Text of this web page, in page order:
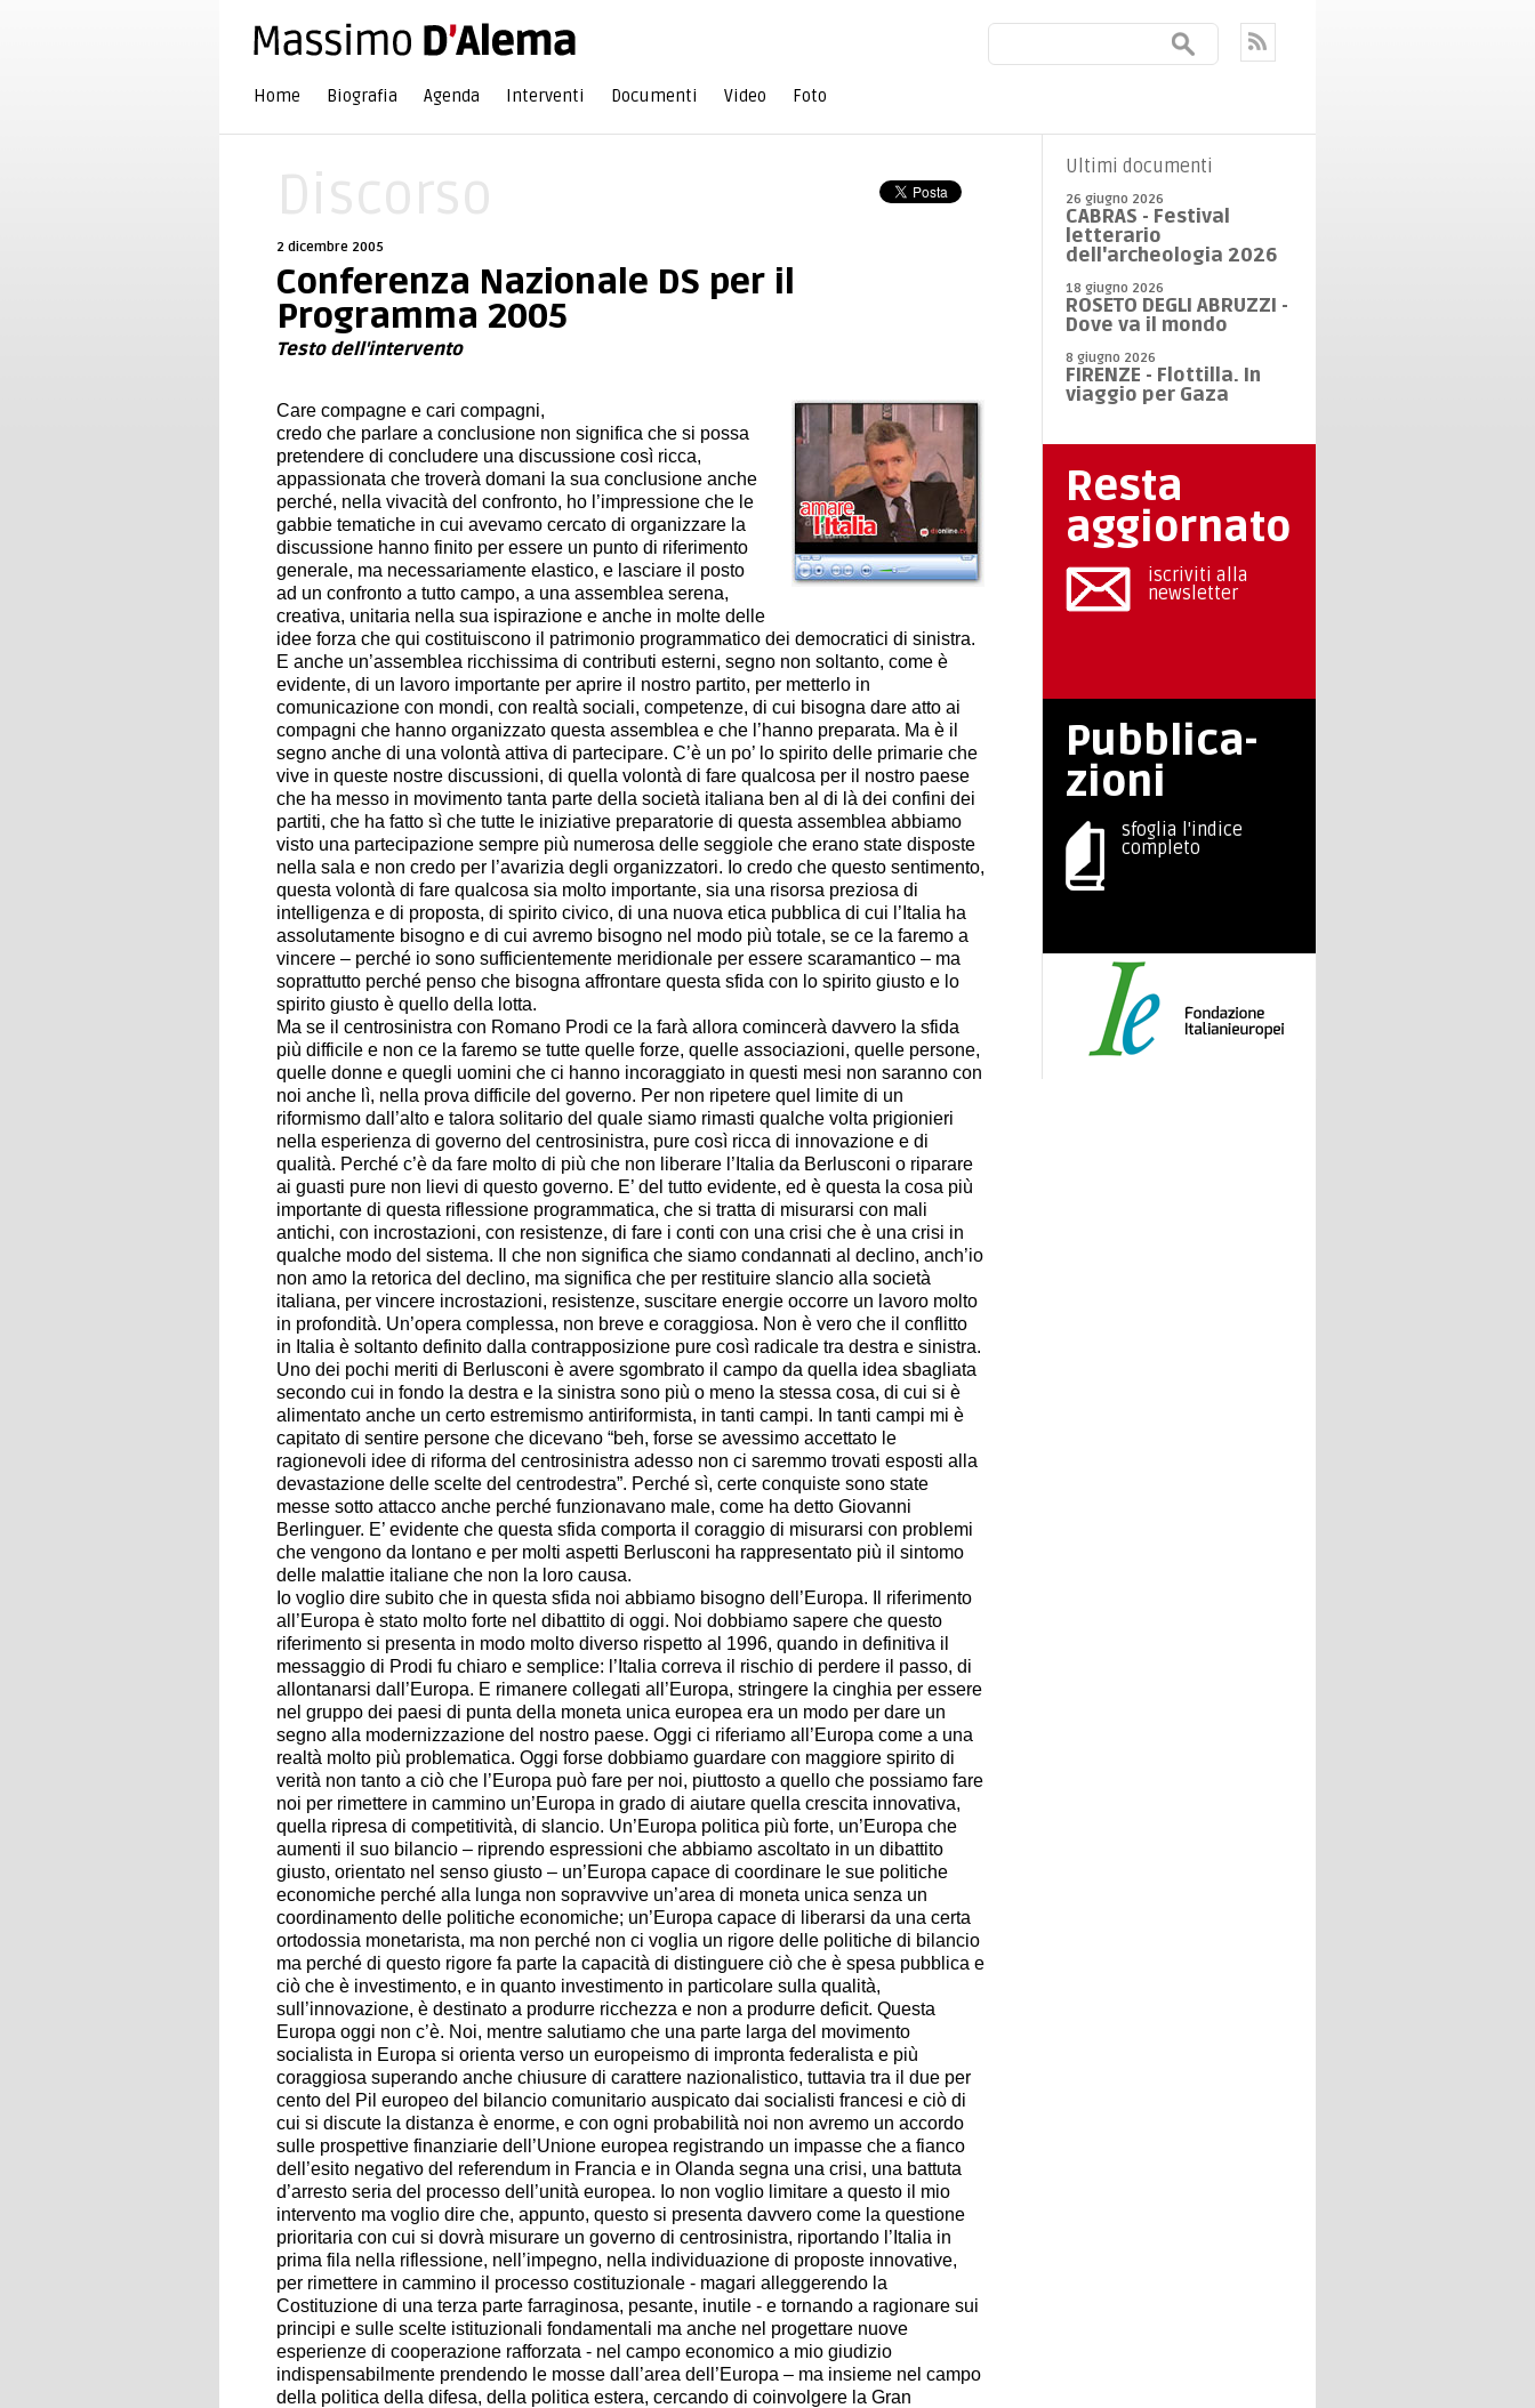
Home Biografia Agenda Interventi Documenti Video Foto
2 dicembre 2005
Conferenza Nazionale DS per il
Programma 2005
Testo dell'intervento
Care compagne e cari compagni,
credo che parlare a conclusione non significa che si possa
pretendere di concludere una discussione così ricca,
appassionata che troverà domani la sua conclusione anche
perché, nella vivacità del confronto, ho l’impressione che le
gabbie tematiche in cui avevamo cercato di organizzare la
discussione hanno finito per essere un punto di riferimento
generale, ma necessariamente elastico, e lasciare il posto
ad un confronto a tutto campo, a una assemblea serena,
creativa, unitaria nella sua ispirazione e anche in molte delle
idee forza che qui costituiscono il patrimonio programmatico dei democratici di sinistra.
E anche un’assemblea ricchissima di contributi esterni, segno non soltanto, come è
evidente, di un lavoro importante per aprire il nostro partito, per metterlo in
comunicazione con mondi, con realtà sociali, competenze, di cui bisogna dare atto ai
compagni che hanno organizzato questa assemblea e che l’hanno preparata. Ma è il
segno anche di una volontà attiva di partecipare. C’è un po’ lo spirito delle primarie che
vive in queste nostre discussioni, di quella volontà di fare qualcosa per il nostro paese
che ha messo in movimento tanta parte della società italiana ben al di là dei confini dei
partiti, che ha fatto sì che tutte le iniziative preparatorie di questa assemblea abbiamo
visto una partecipazione sempre più numerosa delle seggiole che erano state disposte
nella sala e non credo per l’avarizia degli organizzatori. Io credo che questo sentimento,
questa volontà di fare qualcosa sia molto importante, sia una risorsa preziosa di
intelligenza e di proposta, di spirito civico, di una nuova etica pubblica di cui l’Italia ha
assolutamente bisogno e di cui avremo bisogno nel modo più totale, se ce la faremo a
vincere – perché io sono sufficientemente meridionale per essere scaramantico – ma
soprattutto perché penso che bisogna affrontare questa sfida con lo spirito giusto e lo
spirito giusto è quello della lotta.
Ma se il centrosinistra con Romano Prodi ce la farà allora comincerà davvero la sfida
più difficile e non ce la faremo se tutte quelle forze, quelle associazioni, quelle persone,
quelle donne e quegli uomini che ci hanno incoraggiato in questi mesi non saranno con
noi anche lì, nella prova difficile del governo. Per non ripetere quel limite di un
riformismo dall’alto e talora solitario del quale siamo rimasti qualche volta prigionieri
nella esperienza di governo del centrosinistra, pure così ricca di innovazione e di
qualità. Perché c’è da fare molto di più che non liberare l’Italia da Berlusconi o riparare
ai guasti pure non lievi di questo governo. E’ del tutto evidente, ed è questa la cosa più
importante di questa riflessione programmatica, che si tratta di misurarsi con mali
antichi, con incrostazioni, con resistenze, di fare i conti con una crisi che è una crisi in
qualche modo del sistema. Il che non significa che siamo condannati al declino, anch’io
non amo la retorica del declino, ma significa che per restituire slancio alla società
italiana, per vincere incrostazioni, resistenze, suscitare energie occorre un lavoro molto
in profondità. Un’opera complessa, non breve e coraggiosa. Non è vero che il conflitto
in Italia è soltanto definito dalla contrapposizione pure così radicale tra destra e sinistra.
Uno dei pochi meriti di Berlusconi è avere sgombrato il campo da quella idea sbagliata
secondo cui in fondo la destra e la sinistra sono più o meno la stessa cosa, di cui si è
alimentato anche un certo estremismo antiriformista, in tanti campi. In tanti campi mi è
capitato di sentire persone che dicevano “beh, forse se avessimo accettato le
ragionevoli idee di riforma del centrosinistra adesso non ci saremmo trovati esposti alla
devastazione delle scelte del centrodestra”. Perché sì, certe conquiste sono state
messe sotto attacco anche perché funzionavano male, come ha detto Giovanni
Berlinguer. E’ evidente che questa sfida comporta il coraggio di misurarsi con problemi
che vengono da lontano e per molti aspetti Berlusconi ha rappresentato più il sintomo
delle malattie italiane che non la loro causa.
Io voglio dire subito che in questa sfida noi abbiamo bisogno dell’Europa. Il riferimento
all’Europa è stato molto forte nel dibattito di oggi. Noi dobbiamo sapere che questo
riferimento si presenta in modo molto diverso rispetto al 1996, quando in definitiva il
messaggio di Prodi fu chiaro e semplice: l’Italia correva il rischio di perdere il passo, di
allontanarsi dall’Europa. E rimanere collegati all’Europa, stringere la cinghia per essere
nel gruppo dei paesi di punta della moneta unica europea era un modo per dare un
segno alla modernizzazione del nostro paese. Oggi ci riferiamo all’Europa come a una
realtà molto più problematica. Oggi forse dobbiamo guardare con maggiore spirito di
verità non tanto a ciò che l’Europa può fare per noi, piuttosto a quello che possiamo fare
noi per rimettere in cammino un’Europa in grado di aiutare quella crescita innovativa,
quella ripresa di competitività, di slancio. Un’Europa politica più forte, un’Europa che
aumenti il suo bilancio – riprendo espressioni che abbiamo ascoltato in un dibattito
giusto, orientato nel senso giusto – un’Europa capace di coordinare le sue politiche
economiche perché alla lunga non sopravvive un’area di moneta unica senza un
coordinamento delle politiche economiche; un’Europa capace di liberarsi da una certa
ortodossia monetarista, ma non perché non ci voglia un rigore delle politiche di bilancio
ma perché di questo rigore fa parte la capacità di distinguere ciò che è spesa pubblica e
ciò che è investimento, e in quanto investimento in particolare sulla qualità,
sull’innovazione, è destinato a produrre ricchezza e non a produrre deficit. Questa
Europa oggi non c’è. Noi, mentre salutiamo che una parte larga del movimento
socialista in Europa si orienta verso un europeismo di impronta federalista e più
coraggiosa superando anche chiusure di carattere nazionalistico, tuttavia tra il due per
cento del Pil europeo del bilancio comunitario auspicato dai socialisti francesi e ciò di
cui si discute la distanza è enorme, e con ogni probabilità noi non avremo un accordo
sulle prospettive finanziarie dell’Unione europea registrando un impasse che a fianco
dell’esito negativo del referendum in Francia e in Olanda segna una crisi, una battuta
d’arresto seria del processo dell’unità europea. Io non voglio limitare a questo il mio
intervento ma voglio dire che, appunto, questo si presenta davvero come la questione
prioritaria con cui si dovrà misurare un governo di centrosinistra, riportando l’Italia in
prima fila nella riflessione, nell’impegno, nella individuazione di proposte innovative,
per rimettere in cammino il processo costituzionale - magari alleggerendo la
Costituzione di una terza parte farraginosa, pesante, inutile - e tornando a ragionare sui
principi e sulle scelte istituzionali fondamentali ma anche nel progettare nuove
esperienze di cooperazione rafforzata - nel campo economico a mio giudizio
indispensabilmente prendendo le mosse dall’area dell’Europa – ma insieme nel campo
della politica della difesa, della politica estera, cercando di coinvolgere la Gran
Ultimi documenti
26 giugno 2026
CABRAS - Festival
letterario
dell'archeologia 2026
18 giugno 2026
ROSETO DEGLI ABRUZZI -
Dove va il mondo
8 giugno 2026
FIRENZE - Flottilla. In
viaggio per Gaza
Resta
aggiornato
iscriviti alla
newsletter
Pubblica-
zioni
sfoglia l'indice
completo